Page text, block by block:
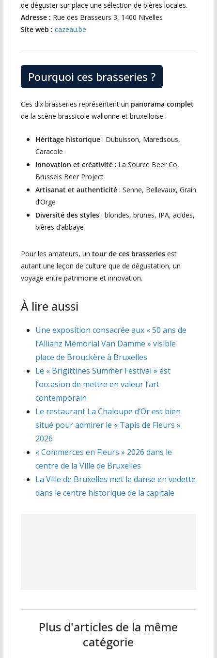
de déguster sur place une sélection de bières locales.
Adresse : Rue des Brasseurs 3, 1400 Nivelles
Site web : cazeau.be
Pourquoi ces brasseries ?
Ces dix brasseries représentent un panorama complet
de la scène brassicole wallonne et bruxelloise :
Héritage historique: Dubuisson, Maredsous,
Caracole
Innovation et créativité: La Source Beer Co,
Brussels Beer Project
Artisanat et authenticité: Senne, Bellevaux, Grain
d’Orge
Diversité des styles: blondes, brunes, IPA, acides,
bières d’abbaye
Pour les amateurs, un tour de ces brasseriesest
autant une leçon de culture que de dégustation, un
voyage entre patrimoine et innovation.
À lire aussi
Une exposition consacrée aux « 50 ans de
l’Allianz Mémorial Van Damme » visible
place de Brouckère à Bruxelles
Le « Brigittines Summer Festival » est
l’occasion de mettre en valeur l’art
contemporain
Le restaurant La Chaloupe d’Or est bien
situé pour admirer le « Tapis de Fleurs »
2026
« Commerces en Fleurs » 2026 dans le
centre de la Ville de Bruxelles
La Ville de Bruxelles met la danse en vedette
dans le centre historique de la capitale
Plus d'articles de la même
catégorie